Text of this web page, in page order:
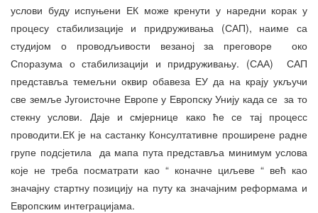
услови буду испуњени ЕК може кренути у наредни корак у
процесу стабилизације и придруживања (САП), наиме са
студијом о проводљивости везаној за преговоре око
Споразума о стабилизацији и придруживању. (САА) САП
представља темељни оквир обавеза ЕУ да на крају укључи
све земље Југоисточне Европе у Европску Унију када се за то
стекну услови. Даје и смјернице како ће се тај процесс
проводити.ЕК је на састанку Консултативне проширене радне
групе подсјетила да мапа пута представља минимум услова
које не треба посматрати као “ коначне циљеве “ већ као
значајну стартну позицију на путу ка значајним реформама и
Европским интеграцијама.